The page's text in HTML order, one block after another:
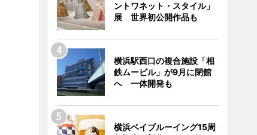
ントワネット・スタイル」
展 世界初公開作品も
横浜駅西口の複合施設「相
鉄ムービル」が9月に閉館
へ 一体開発も
横浜ベイブルーイング15周